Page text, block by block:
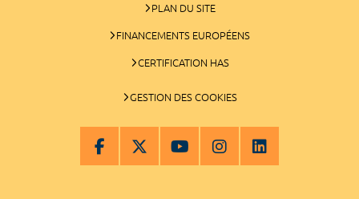
PLAN DU SITE
FINANCEMENTS EUROPÉENS
CERTIFICATION HAS
GESTION DES COOKIES